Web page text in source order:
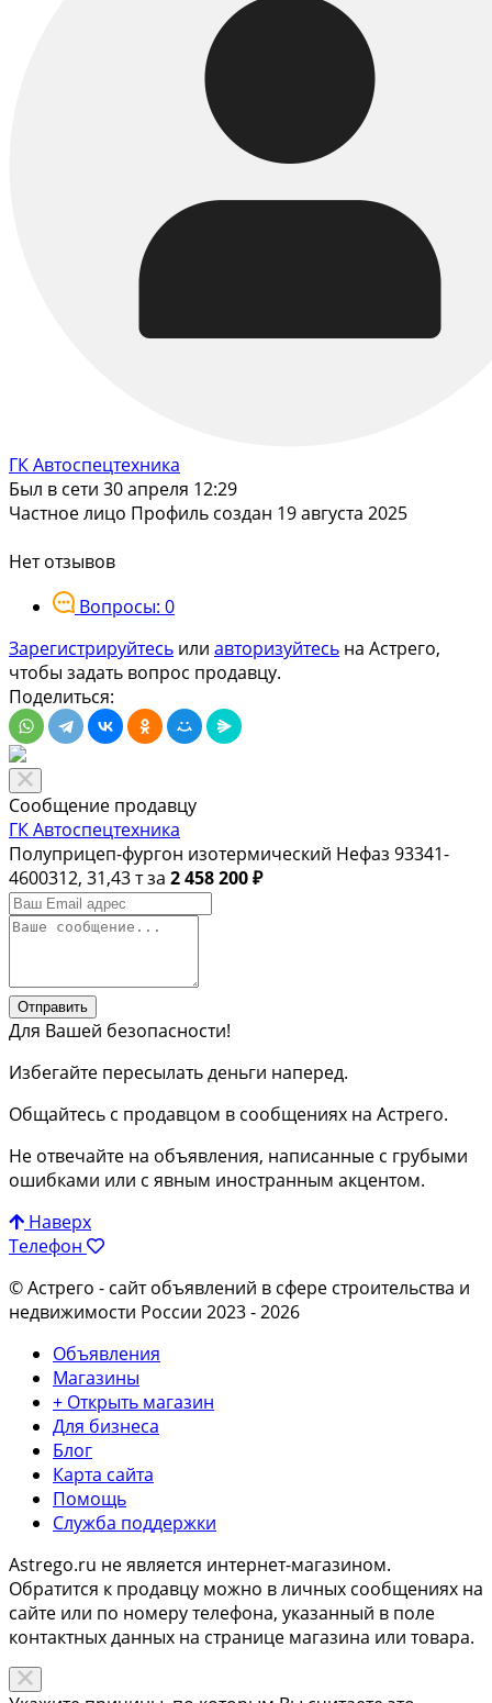
ГК Автоспецтехника
Был в сети 30 апреля 12:29
Частное лицо Профиль создан 19 августа 2025
Нет отзывов
Вопросы: 0
Зарегистрируйтесь или авторизуйтесь на Астрего,
чтобы задать вопрос продавцу.
Поделиться:
Сообщение продавцу
ГК Автоспецтехника
Полуприцеп-фургон изотермический Нефаз 93341-
4600312, 31,43 т за 2 458 200 ₽
Отправить
Для Вашей безопасности!
Избегайте пересылать деньги наперед.
Общайтесь с продавцом в сообщениях на Астрего.
Не отвечайте на объявления, написанные с грубыми
ошибками или с явным иностранным акцентом.
Наверх
Телефон
© Астрего - сайт объявлений в сфере строительства и
недвижимости России 2023 - 2026
Объявления
Магазины
+ Открыть магазин
Для бизнеса
Блог
Карта сайта
Помощь
Служба поддержки
Astrego.ru не является интернет-магазином.
Обратится к продавцу можно в личных сообщениях на
сайте или по номеру телефона, указанный в поле
контактных данных на странице магазина или товара.